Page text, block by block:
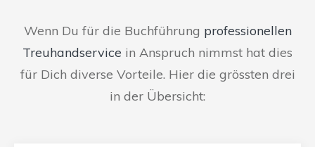
Wenn Du für die Buchführung professionellen
Treuhandservice in Anspruch nimmst hat dies
für Dich diverse Vorteile. Hier die grössten drei
in der Übersicht: